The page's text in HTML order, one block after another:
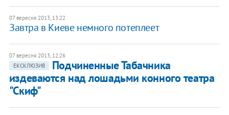
07 вересня 2013, 13:22
Завтра в Киеве немного потеплеет
07 вересня 2013, 12:26
ЕКСКЛЮЗИВ
Подчиненные Табачника
издеваются над лошадьми конного театра
"Скиф"